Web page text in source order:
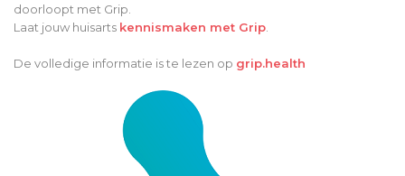
doorloopt met Grip.
Laat jouw huisarts kennismaken met Grip
De volledige informatie is te lezen op grip.health